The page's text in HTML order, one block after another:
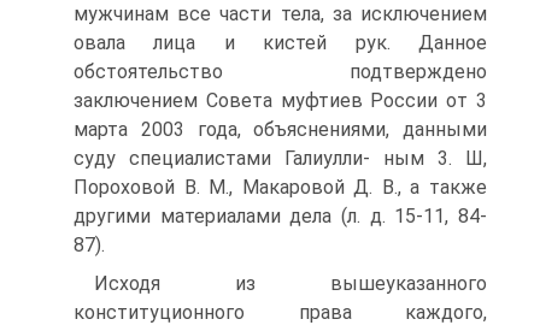
мужчинам все части тела, за исключением
овала лица и кистей рук. Данное
обстоятельство подтверждено
заключением Совета муфтиев России от 3
марта 2003 года, объяснениями, данными
суду специалистами Галиулли- ным 3. Ш,
Пороховой В. М., Макаровой Д. В., а также
другими материалами дела (л. д. 15-11, 84-
87).
Исходя из вышеуказанного
конституционного права каждого,